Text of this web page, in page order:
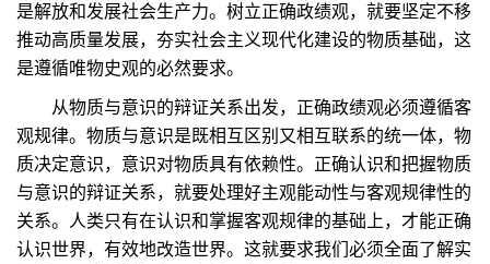
是解放和发展社会生产力。树立正确政绩观，就要坚定不移
推动高质量发展，夯实社会主义现代化建设的物质基础，这
是遵循唯物史观的必然要求。
从物质与意识的辩证关系出发，正确政绩观必须遵循客
观规律。物质与意识是既相互区别又相互联系的统一体，物
质决定意识，意识对物质具有依赖性。正确认识和把握物质
与意识的辩证关系，就要处理好主观能动性与客观规律性的
关系。人类只有在认识和掌握客观规律的基础上，才能正确
认识世界，有效地改造世界。这就要求我们必须全面了解实